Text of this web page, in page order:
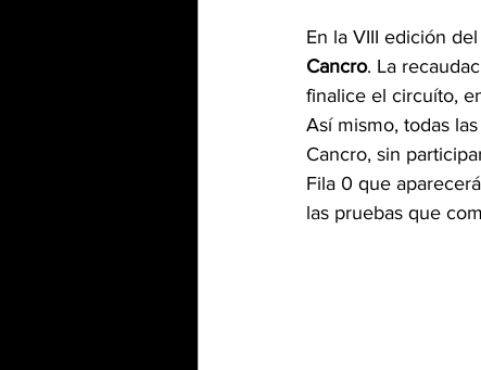
En la VIII edición
Cancro. La
finalice el circuíto,
Así mismo, todas
Cancro, sin
Fila 0 que
las pruebas que